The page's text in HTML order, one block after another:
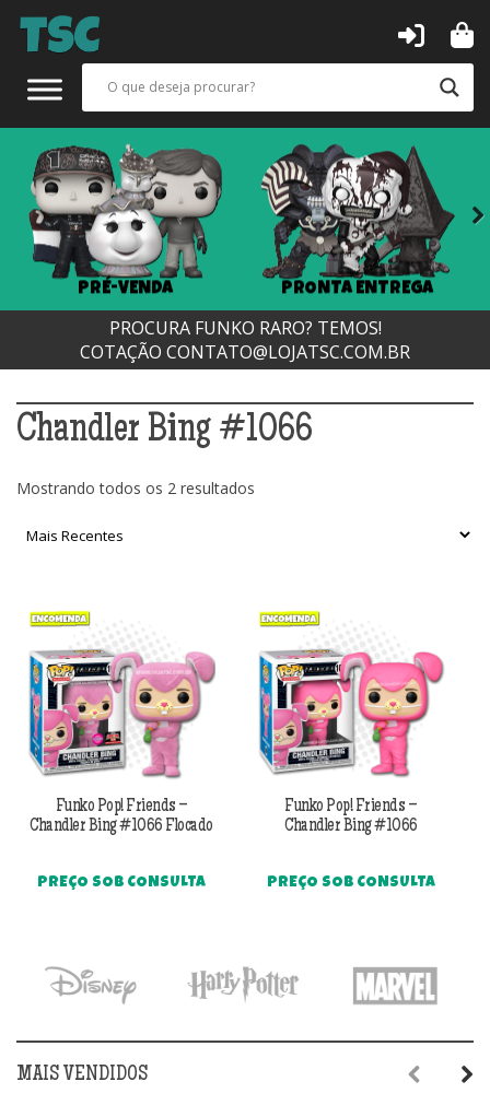
PRÉ-VENDA PRONTA ENTREGA
Next
PROCURA FUNKO RARO? TEMOS!
COTAÇÃO CONTATO@LOJATSC.COM.BR
Chandler Bing #1066
Mostrando todos os 2 resultados
Funko Pop! Friends –
Chandler Bing #1066 Flocado
PREÇO SOB CONSULTA
Funko Pop! Friends –
Chandler Bing #1066
PREÇO SOB CONSULTA
MAIS VENDIDOS